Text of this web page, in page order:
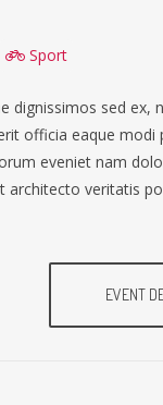
Sport
dignissimos sed ex,
officia eaque modi
eveniet nam
architecto veritatis
EVENT